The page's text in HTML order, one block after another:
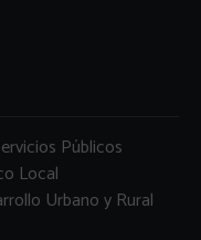
Públicos
Local
Urbano y Rural